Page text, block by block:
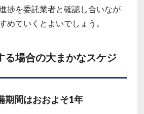
捗を委託業者と確認し合いなが
めていくとよいでしょう。
る場合の大まかなスケジ
期間はおおよそ1年